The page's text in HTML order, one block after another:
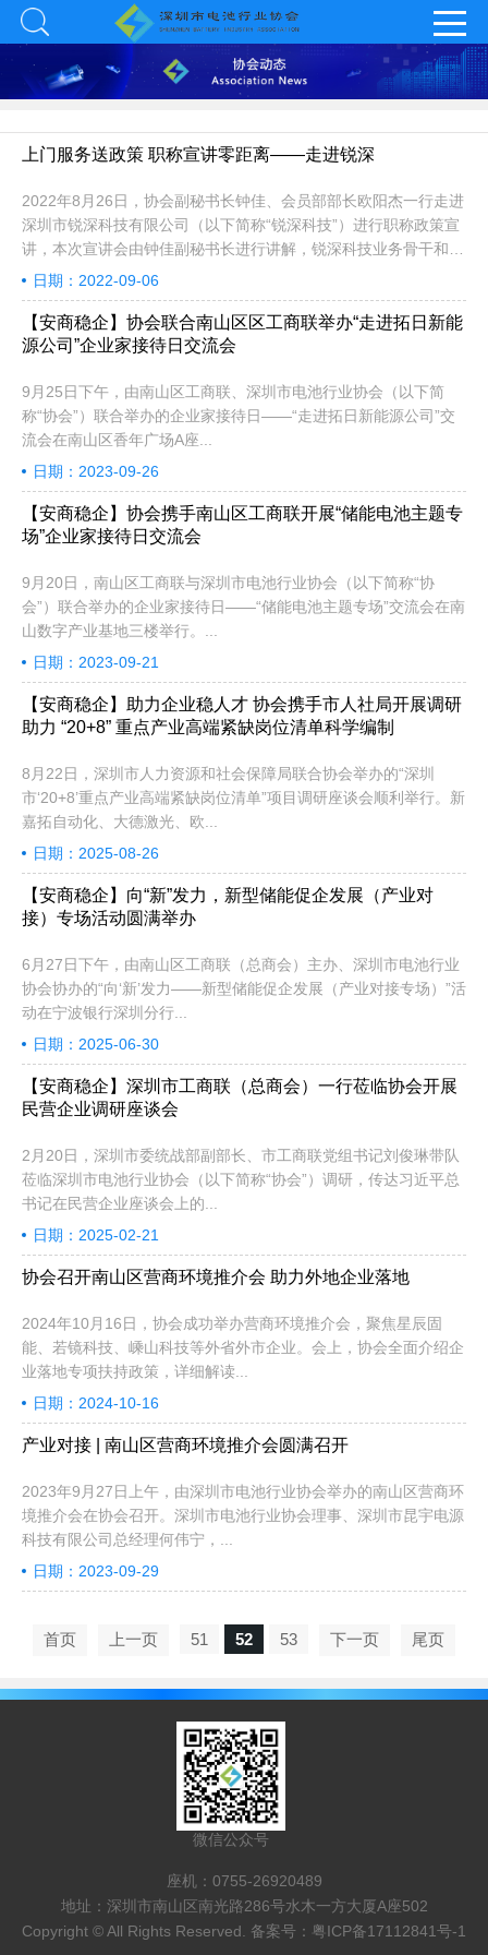
上门服务送政策 职称宣讲零距离——走进锐深
2022年8月26日，协会副秘书长钟佳、会员部部长欧阳杰一行走进
深圳市锐深科技有限公司（以下简称“锐深科技”）进行职称政策宣
讲，本次宣讲会由钟佳副秘书长进行讲解，锐深科技业务骨干和专
业技术人员代表参加了会议。
日期：2022-09-06
【安商稳企】协会联合南山区区工商联举办“走进拓日新能
源公司”企业家接待日交流会
9月25日下午，由南山区工商联、深圳市电池行业协会（以下简
称“协会”）联合举办的企业家接待日——“走进拓日新能源公司”交
流会在南山区香年广场A座...
日期：2023-09-26
【安商稳企】协会携手南山区工商联开展“储能电池主题专
场”企业家接待日交流会
9月20日，南山区工商联与深圳市电池行业协会（以下简称“协
会”）联合举办的企业家接待日——“储能电池主题专场”交流会在南
山数字产业基地三楼举行。...
日期：2023-09-21
【安商稳企】助力企业稳人才 协会携手市人社局开展调研
助力 “20+8” 重点产业高端紧缺岗位清单科学编制
8月22日，深圳市人力资源和社会保障局联合协会举办的“深圳
市‘20+8’重点产业高端紧缺岗位清单”项目调研座谈会顺利举行。新
嘉拓自动化、大德激光、欧...
日期：2025-08-26
【安商稳企】向“新”发力，新型储能促企发展（产业对
接）专场活动圆满举办
6月27日下午，由南山区工商联（总商会）主办、深圳市电池行业
协会协办的“向‘新’发力——新型储能促企发展（产业对接专场）”活
动在宁波银行深圳分行...
日期：2025-06-30
【安商稳企】深圳市工商联（总商会）一行莅临协会开展
民营企业调研座谈会
2月20日，深圳市委统战部副部长、市工商联党组书记刘俊琳带队
莅临深圳市电池行业协会（以下简称“协会”）调研，传达习近平总
书记在民营企业座谈会上的...
日期：2025-02-21
协会召开南山区营商环境推介会 助力外地企业落地
2024年10月16日，协会成功举办营商环境推介会，聚焦星辰固
能、若镜科技、嵊山科技等外省外市企业。会上，协会全面介绍企
业落地专项扶持政策，详细解读...
日期：2024-10-16
产业对接 | 南山区营商环境推介会圆满召开
2023年9月27日上午，由深圳市电池行业协会举办的南山区营商环
境推介会在协会召开。深圳市电池行业协会理事、深圳市昆宇电源
科技有限公司总经理何伟宁，...
日期：2023-09-29
首页 上一页 51 52 53 下一页 尾页
微信公众号
座机：0755-26920489
地址：深圳市南山区南光路286号水木一方大厦A座502
Copyright © All Rights Reserved. 备案号： 粤ICP备17112841号-1